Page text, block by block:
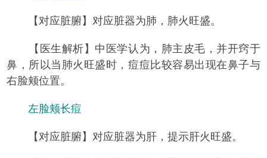
【对应脏腑】对应脏器为肺，肺火旺盛。
【医生解析】中医学认为，肺主皮毛，并开窍于
鼻，所以当肺火旺盛时，痘痘比较容易出现在鼻子与
右脸颊位置。
左脸颊长痘
【对应脏腑】对应脏器为肝，提示肝火旺盛。